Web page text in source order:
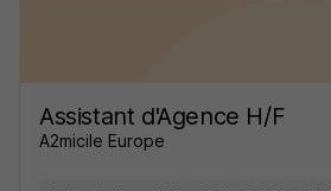
Assistant d'Agence H/F
A2micile Europe